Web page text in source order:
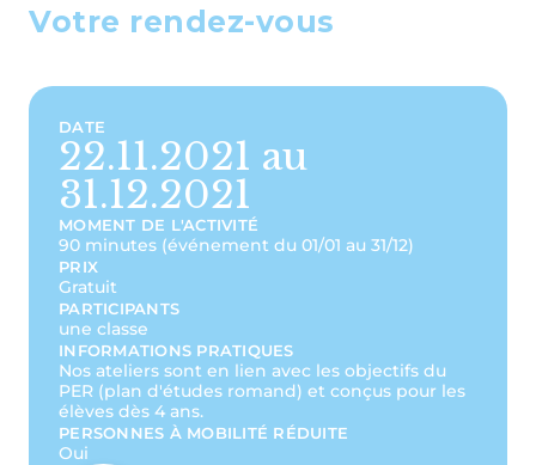
Votre rendez-vous
DATE
22.11.2021 au
31.12.2021
MOMENT DE L'ACTIVITÉ
90 minutes (événement du 01/01 au 31/12)
PRIX
Gratuit
PARTICIPANTS
une classe
INFORMATIONS PRATIQUES
Nos ateliers sont en lien avec les objectifs du
PER (plan d'études romand) et conçus pour les
élèves dès 4 ans.
PERSONNES À MOBILITÉ RÉDUITE
Oui